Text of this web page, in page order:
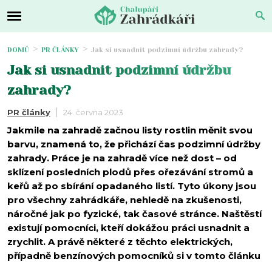
DOMŮ PR ČLÁNKY Jak si usnadnit podzimní údržbu zahrady?
Jak si usnadnit podzimní údržbu
zahrady?
PR články 24. června 2023
Jakmile na zahradě začnou listy rostlin měnit svou
barvu, znamená to, že přichází čas podzimní údržby
zahrady. Práce je na zahradě více než dost – od
sklízení posledních plodů přes ořezávání stromů a
keřů až po sbírání opadaného listí. Tyto úkony jsou
pro všechny zahrádkáře, nehledě na zkušenosti,
náročné jak po fyzické, tak časové stránce. Naštěstí
existují pomocníci, kteří dokážou práci usnadnit a
zrychlit. A právě některé z těchto elektrických,
případně benzínových pomocníků si v tomto článku